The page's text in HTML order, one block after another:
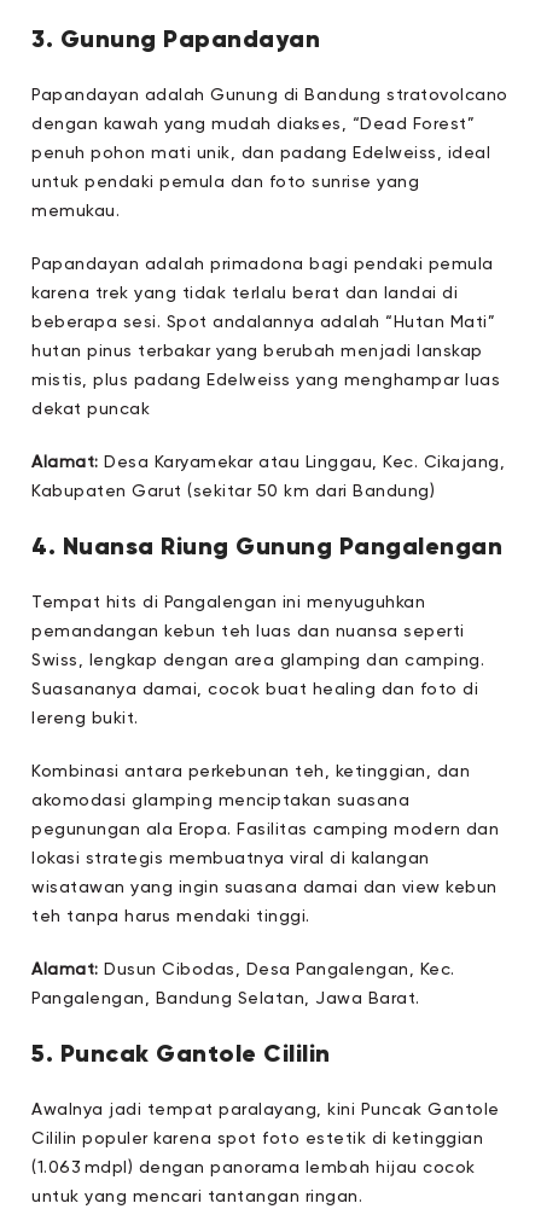
3. Gunung Papandayan
Papandayan adalah Gunung di Bandung stratovolcano
dengan kawah yang mudah diakses, “Dead Forest”
penuh pohon mati unik, dan padang Edelweiss, ideal
untuk pendaki pemula dan foto sunrise yang
memukau.
Papandayan adalah primadona bagi pendaki pemula
karena trek yang tidak terlalu berat dan landai di
beberapa sesi. Spot andalannya adalah “Hutan Mati”
hutan pinus terbakar yang berubah menjadi lanskap
mistis, plus padang Edelweiss yang menghampar luas
dekat puncak
Alamat: Desa Karyamekar atau Linggau, Kec. Cikajang,
Kabupaten Garut (sekitar 50 km dari Bandung)
4. Nuansa Riung Gunung Pangalengan
Tempat hits di Pangalengan ini menyuguhkan
pemandangan kebun teh luas dan nuansa seperti
Swiss, lengkap dengan area glamping dan camping.
Suasananya damai, cocok buat healing dan foto di
lereng bukit.
Kombinasi antara perkebunan teh, ketinggian, dan
akomodasi glamping menciptakan suasana
pegunungan ala Eropa. Fasilitas camping modern dan
lokasi strategis membuatnya viral di kalangan
wisatawan yang ingin suasana damai dan view kebun
teh tanpa harus mendaki tinggi.
Alamat: Dusun Cibodas, Desa Pangalengan, Kec.
Pangalengan, Bandung Selatan, Jawa Barat.
5. Puncak Gantole Cililin
Awalnya jadi tempat paralayang, kini Puncak Gantole
Cililin populer karena spot foto estetik di ketinggian
(1.063 mdpl) dengan panorama lembah hijau cocok
untuk yang mencari tantangan ringan.